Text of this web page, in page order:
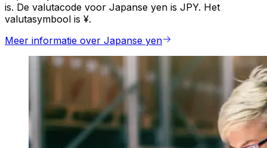
is. De valutacode voor Japanse yen is JPY. Het
valutasymbool is ¥.
Meer informatie over Japanse yen